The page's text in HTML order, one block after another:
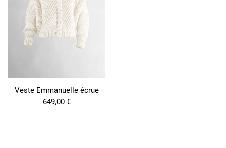
Veste Emmanuelle écrue
649,00 €